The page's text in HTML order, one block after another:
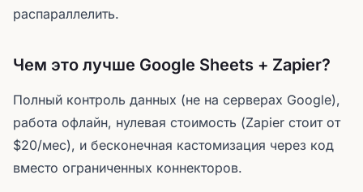
распараллелить.
Чем это лучше Google Sheets + Zapier?
Полный контроль данных (не на серверах Google),
работа офлайн, нулевая стоимость (Zapier стоит от
$20/мес), и бесконечная кастомизация через код
вместо ограниченных коннекторов.